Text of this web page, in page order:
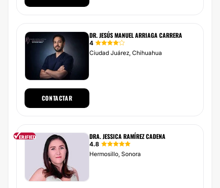
DR. JESÚS MANUEL ARRIAGA CARRERA
4
Ciudad Juárez, Chihuahua
CONTACTAR
DRA. JESSICA RAMÍREZ CADENA
4.8
Hermosillo, Sonora